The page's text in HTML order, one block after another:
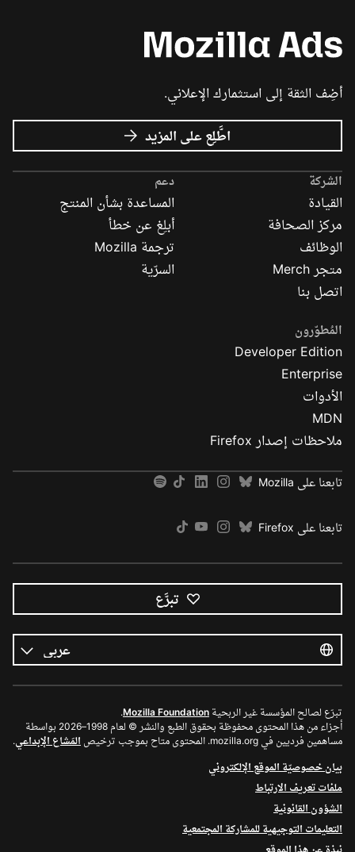
أضِف الثقة إلى استثمارك الإعلاني.
اطَّلِع على المزيد عن
إعلانات
Mozilla
الشركة
القيادة
مركز الصحافة
الوظائف
متجر Merch
اتصل بنا
دعم
المساعدة بشأن المنتج
أبلِغ عن خطأ
ترجمة Mozilla
السرّية
المُطوّرون
Developer Edition
Enterprise
الأدوات
MDN
ملاحظات إصدار Firefox
تابعنا على Mozilla
تابعنا على Firefox
تبرَّع
اللغات
اللغة
تبرّع لصالح المؤسسة غير الربحية Mozilla Foundation
.
أجزاء من هذا المحتوى محفوظة بحقوق الطبع والنشر © لعام 1998–2026 بواسطة
مساهمين فرديين في mozilla.org. المحتوى متاح بموجب ترخيص
المَشاع الإبداعي.
بيان خصوصيّة الموقع الإلكتروني
ملفات تعريف الارتباط
الشؤون القانونية
التعليمات التوجيهية للمشاركة المجتمعية
نبذة عن هذا الموقع